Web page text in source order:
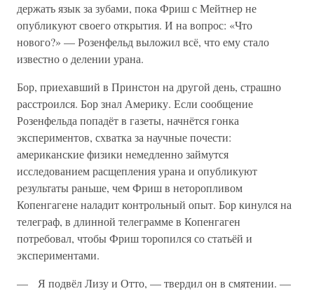
держать язык за зубами, пока Фриш с Мейтнер не
опубликуют своего открытия. И на вопрос: «Что
нового?» — Розенфельд выложил всё, что ему стало
известно о делении урана.
Бор, приехавший в Принстон на другой день, страшно
расстроился. Бор знал Америку. Если сообщение
Розенфельда попадёт в газеты, начнётся гонка
экспериментов, схватка за научные почести:
американские физики немедленно займутся
исследованием расщепления урана и опубликуют
результаты раньше, чем Фриш в неторопливом
Копенгагене наладит контрольный опыт. Бор кинулся на
телеграф, в длинной телеграмме в Копенгаген
потребовал, чтобы Фриш торопился со статьёй и
экспериментами.
— Я подвёл Лизу и Отто, — твердил он в смятении. —